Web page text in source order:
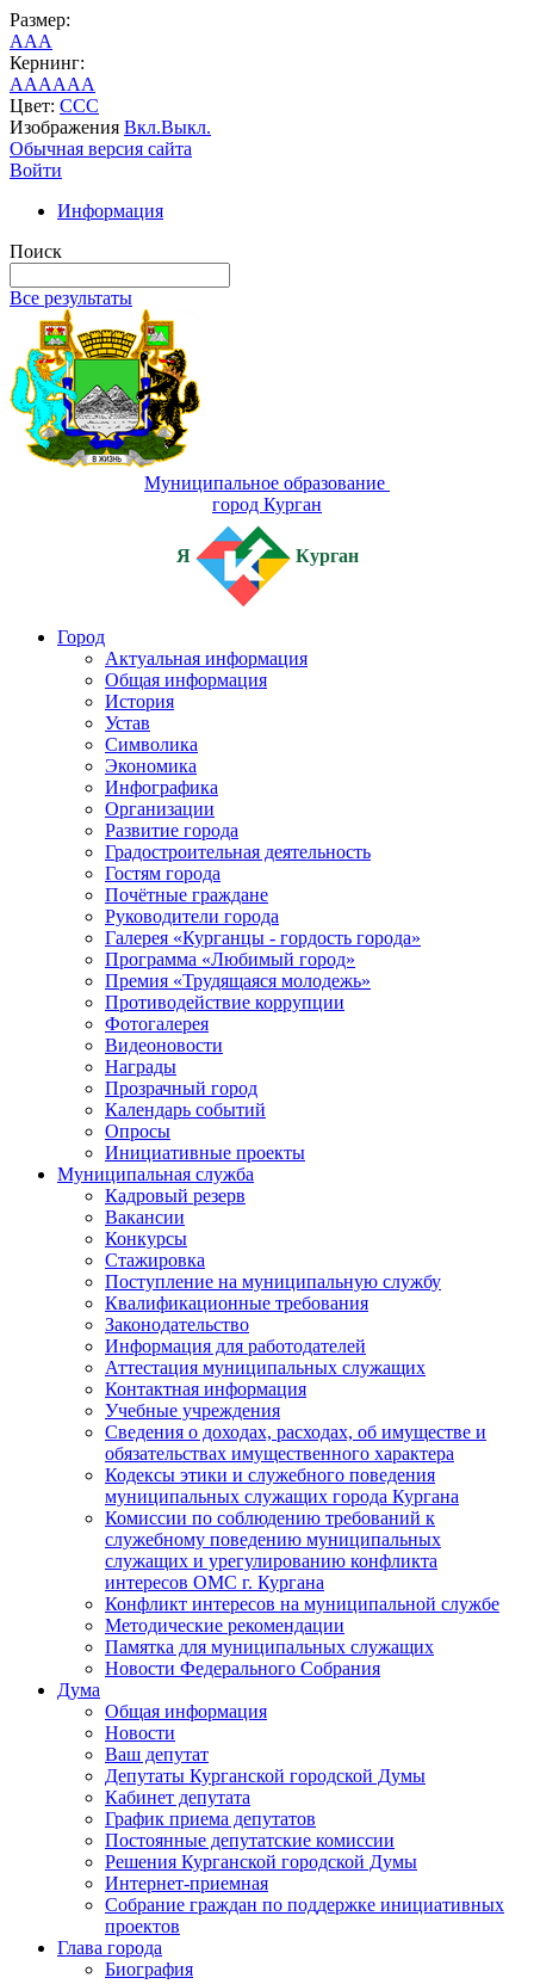
Размер:
AAA
Кернинг:
AAAAAA
Цвет: CCC
Изображения Вкл.Выкл.
Обычная версия сайта
Войти
Информация
Поиск
Все результаты
Муниципальное образование
город Курган
Я Курган
Город
Актуальная информация
Общая информация
История
Устав
Символика
Экономика
Инфографика
Организации
Развитие города
Градостроительная деятельность
Гостям города
Почётные граждане
Руководители города
Галерея «Курганцы - гордость города»
Программа «Любимый город»
Премия «Трудящаяся молодежь»
Противодействие коррупции
Фотогалерея
Видеоновости
Награды
Прозрачный город
Календарь событий
Опросы
Инициативные проекты
Муниципальная служба
Кадровый резерв
Вакансии
Конкурсы
Стажировка
Поступление на муниципальную службу
Квалификационные требования
Законодательство
Информация для работодателей
Аттестация муниципальных служащих
Контактная информация
Учебные учреждения
Сведения о доходах, расходах, об имуществе и
обязательствах имущественного характера
Кодексы этики и служебного поведения
муниципальных служащих города Кургана
Комиссии по соблюдению требований к
служебному поведению муниципальных
служащих и урегулированию конфликта
интересов ОМС г. Кургана
Конфликт интересов на муниципальной службе
Методические рекомендации
Памятка для муниципальных служащих
Новости Федерального Cобрания
Дума
Общая информация
Новости
Ваш депутат
Депутаты Курганской городской Думы
Кабинет депутата
График приема депутатов
Постоянные депутатские комиссии
Решения Курганской городской Думы
Интернет-приемная
Собрание граждан по поддержке инициативных
проектов
Глава города
Биография